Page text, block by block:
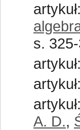
artykuł:
s.
artykuł:
artykuł:
artykuł:
A. D.,